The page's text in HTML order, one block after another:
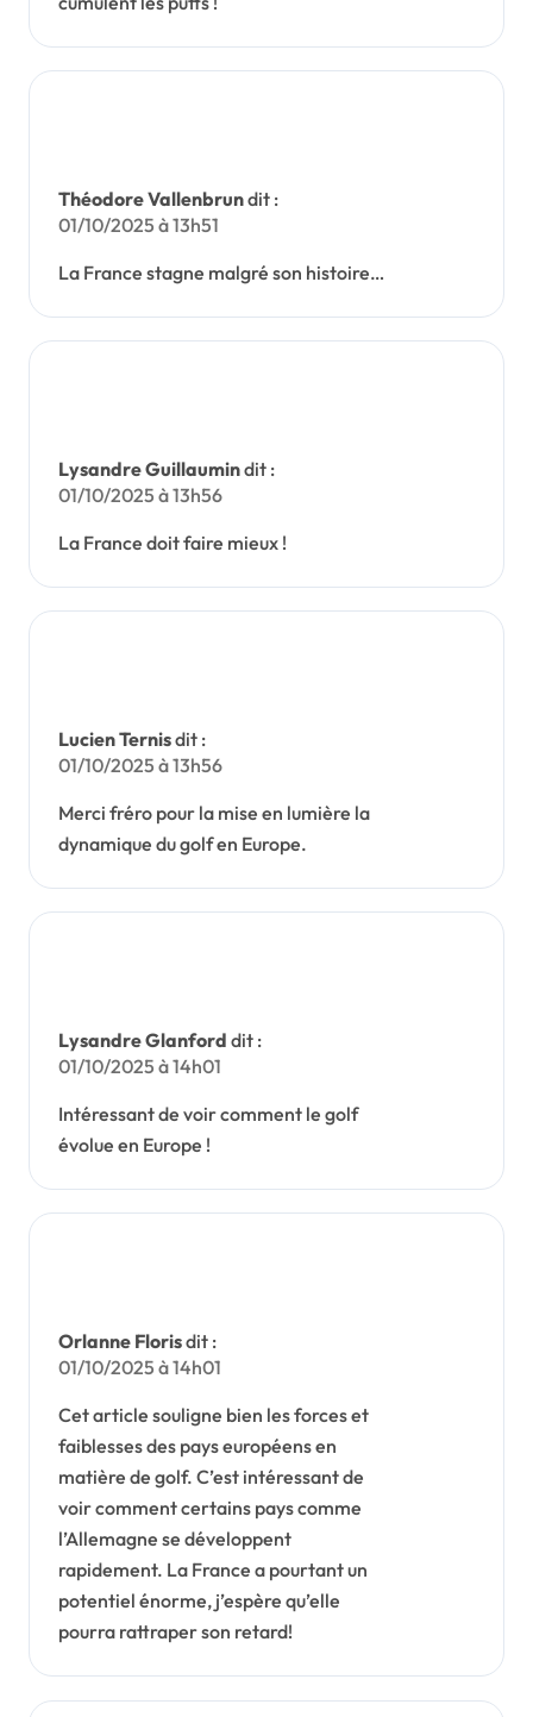
Théodore Vallenbrundit :
01/10/2025 à 13h51
La France stagne malgré son histoire…
Lysandre Guillaumindit :
01/10/2025 à 13h56
La France doit faire mieux !
Lucien Ternisdit :
01/10/2025 à 13h56
Merci fréro pour la mise en lumière la
dynamique du golf en Europe.
Lysandre Glanford dit :
01/10/2025 à 14h01
Intéressant de voir comment le golf
évolue en Europe !
Orlanne Florisdit :
01/10/2025 à 14h01
Cet article souligne bien les forces et
faiblesses des pays européens en
matière de golf. C’est intéressant de
voir comment certains pays comme
l’Allemagne se développent
rapidement. La France a pourtant un
potentiel énorme, j’espère qu’elle
pourra rattraper son retard!